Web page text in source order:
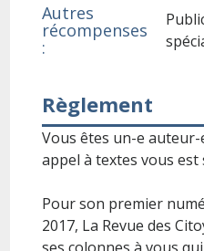
Autres
récompenses
:
Règlement
Vous êtes un-e
appel à textes vous est
Pour son premier
2017, La Revue des